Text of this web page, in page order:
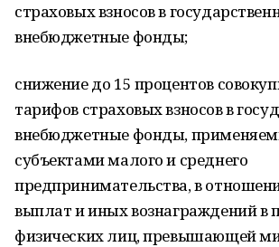
страховых взносов в
внебюджетные фонды;
снижение до 15 процентов
тарифов страховых взносов в
внебюджетные фонды,
субъектами малого и среднего
предпринимательства, в
выплат и иных вознаграждений в
физических лиц, превышающей